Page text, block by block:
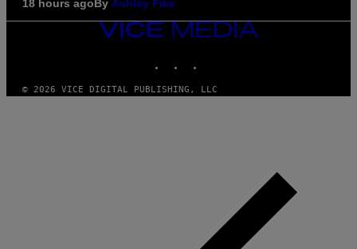
18 hours agoBy Ashley Fike
VICE
MEDIA
© 2026 VICE DIGITAL PUBLISHING, LLC